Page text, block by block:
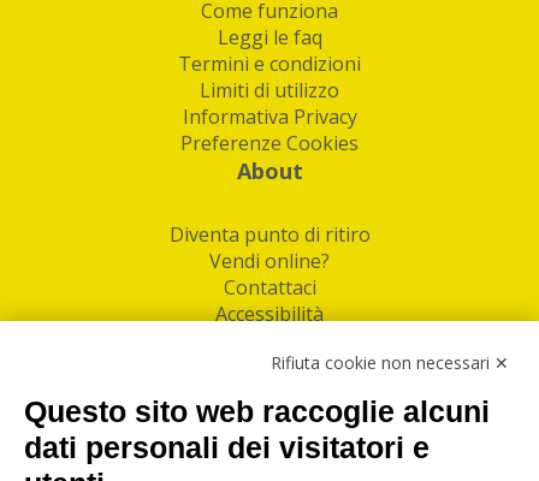
Come funziona
Leggi le faq
Termini e condizioni
Limiti di utilizzo
Informativa Privacy
Preferenze Cookies
About
Diventa punto di ritiro
Vendi online?
Contattaci
Accessibilità
Facebook
Linkedin
Rifiuta cookie non necessari ✕
Questo sito web raccoglie alcuni
dati personali dei visitatori e